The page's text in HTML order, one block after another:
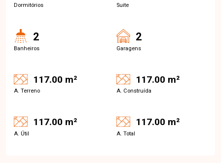
Dormitórios Suite
2
Banheiros
2
Garagens
117.00 m²
A. Terreno
117.00 m²
A. Construída
117.00 m²
A. Útil
117.00 m²
A. Total